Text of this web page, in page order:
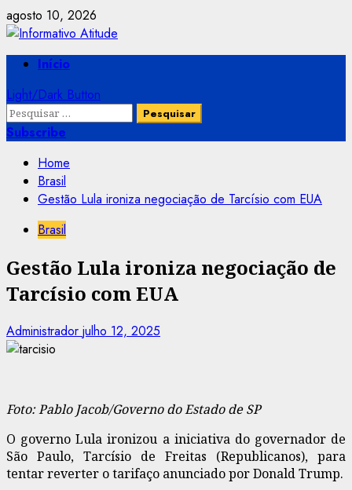
Skip
to
content
agosto 10, 2026
PrimaryInício
Light/Dark Button
Pesquisar
por:
Subscribe
Home
Brasil
Gestão Lula ironiza negociação de Tarcísio com EUA
Brasil
Gestão Lula ironiza negociação de
Tarcísio com EUA
Administrador julho 12, 2025
Foto: Pablo Jacob/Governo do Estado de SP
O governo Lula ironizou a iniciativa do governador de
São Paulo, Tarcísio de Freitas (Republicanos), para
tentar reverter o tarifaço anunciado por Donald Trump.